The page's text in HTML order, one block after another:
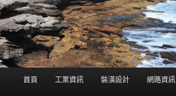
首頁 工業資訊 裝潢設計 網路資訊